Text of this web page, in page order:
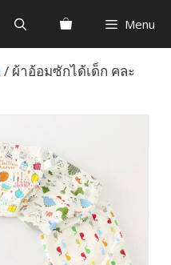
Menu
/ ผ้าอ้อมซักได้เด็ก คละ